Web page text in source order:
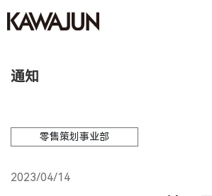
通知
零售策划事业部
2023/04/14